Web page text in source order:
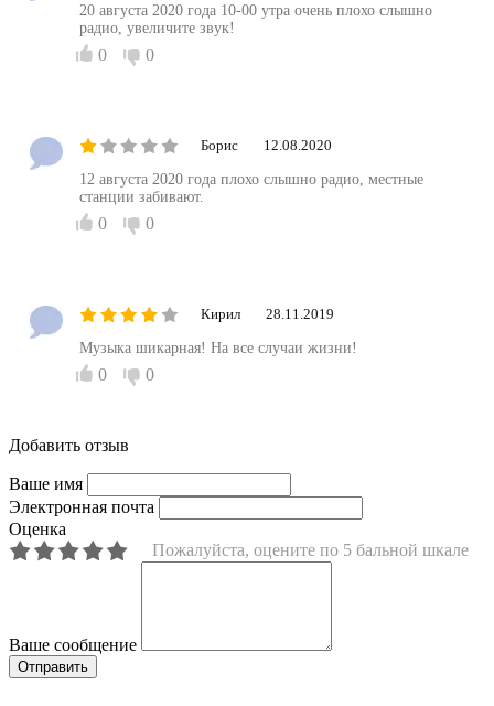
20 августа 2020 года 10-00 утра очень плохо слышно
радио, увеличите звук!
0 0
Борис 12.08.2020
12 августа 2020 года плохо слышно радио, местные
станции забивают.
0 0
Кирил 28.11.2019
Музыка шикарная! На все случаи жизни!
0 0
Добавить отзыв
Ваше имя
Электронная почта
Оценка
Пожалуйста, оцените по 5 бальной шкале
Ваше сообщение